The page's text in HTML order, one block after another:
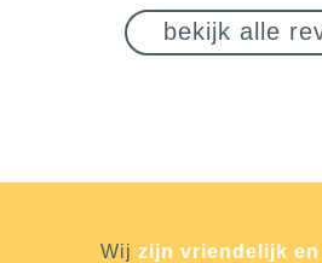
bekijk alle
Wij zijn vriendelijk